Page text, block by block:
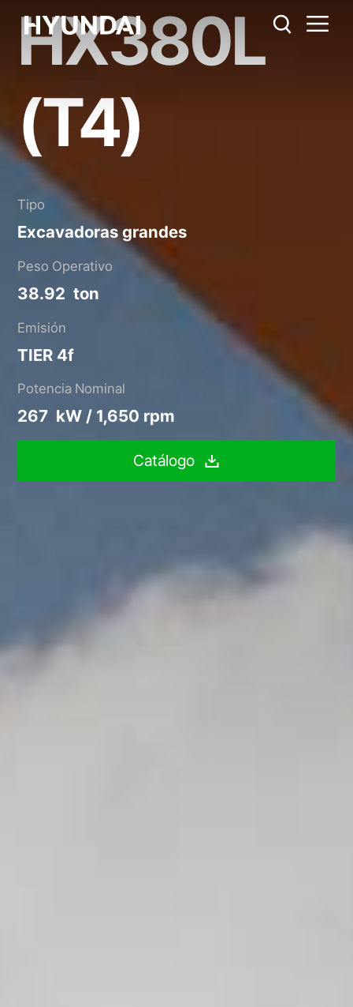
HX380L (T4) Regla métrica EE.UU.
HX380L
(T4)
Tipo
Excavadoras grandes
Peso Operativo
38.92 ton
Emisión
TIER 4f
Potencia Nominal
267 kW / 1,650 rpm
Catálogo